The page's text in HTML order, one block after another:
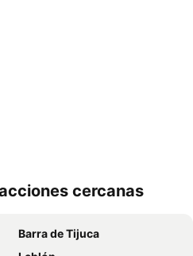
cercanas
Barra de Tijuca